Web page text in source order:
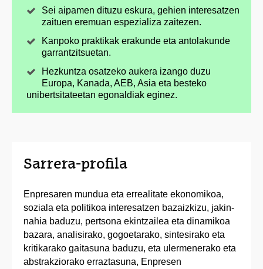
Sei aipamen dituzu eskura, gehien interesatzen
zaituen eremuan espezializa zaitezen.
Kanpoko praktikak erakunde eta antolakunde
garrantzitsuetan.
Hezkuntza osatzeko aukera izango duzu
Europa, Kanada, AEB, Asia eta besteko
unibertsitateetan egonaldiak eginez.
Sarrera-profila
Enpresaren mundua eta errealitate ekonomikoa,
soziala eta politikoa interesatzen bazaizkizu, jakin-
nahia baduzu, pertsona ekintzailea eta dinamikoa
bazara, analisirako, gogoetarako, sintesirako eta
kritikarako gaitasuna baduzu, eta ulermenerako eta
abstrakziorako erraztasuna, Enpresen